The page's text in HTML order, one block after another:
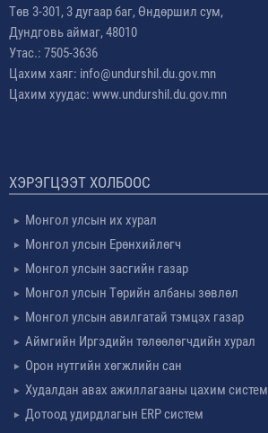
Төв 3-301, 3 дугаар баг, Өндөршил сум,
Дундговь аймаг, 48010
Утас.: 7505-3636
Цахим хаяг: info@undurshil.du.gov.mn
Цахим хуудас: www.undurshil.du.gov.mn
ХЭРЭГЦЭЭТ ХОЛБООС
Монгол улсын их хурал
Монгол улсын Ерөнхийлөгч
Монгол улсын засгийн газар
Монгол улсын Төрийн албаны зөвлөл
Монгол улсын авилгатай тэмцэх газар
Аймгийн Иргэдийн төлөөлөгчдийн хурал
Орон нутгийн хөгжлийн сан
Худалдан авах ажиллагааны цахим систем
Дотоод удирдлагын ERP систем